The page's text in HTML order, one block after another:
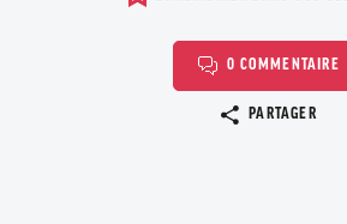
0 COMMENTAIRE
PARTAGER